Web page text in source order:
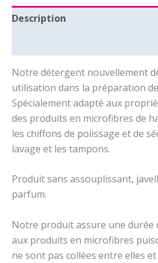
Description
Notre détergent nouvellement
utilisation dans la préparation
Spécialement adapté aux
des produits en microfibres de
les chiffons de polissage et de
lavage et les tampons.
Produit sans assouplissant,
parfum.
Notre produit assure une durée
aux produits en microfibres
ne sont pas collées entre elles